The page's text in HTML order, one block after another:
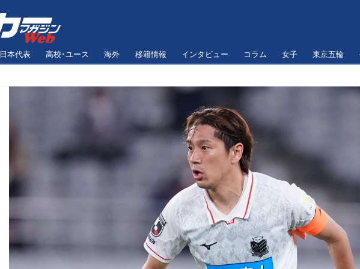
日本代表 高校･ユース 海外 移籍情報 インタビュー コラム 女子 東京五輪